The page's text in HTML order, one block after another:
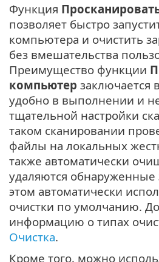
Функция
позволяет быстро
компьютера и очистить
без вмешательства
Преимущество функции
компьютер заключается
удобно в выполнении и
тщательной настройки
таком сканировании
файлы на локальных
также автоматически
удаляются
этом автоматически
очистки по умолчанию.
информацию о типах
Очистка.
Кроме того, можно